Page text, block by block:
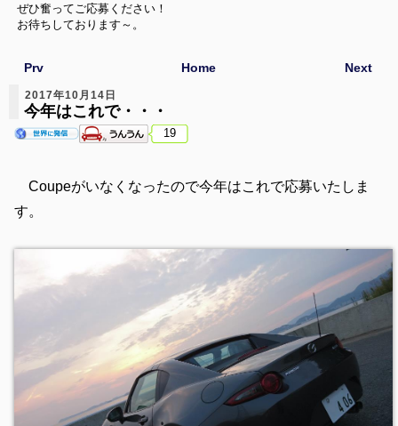
ぜひ奮ってご応募ください！
お待ちしております～。
Next
Prv Home
2017年10月14日
今年はこれで・・・
19
Coupeがいなくなったので今年はこれで応募いたしま
す。